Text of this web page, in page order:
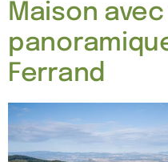
Maison
Ferrand